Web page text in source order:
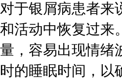
对于银屑病患者来
和活动中恢复过来
量，容易出现情绪
时的睡眠时间，以